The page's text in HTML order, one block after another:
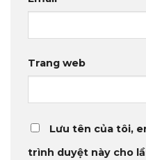
Trang web
Lưu tên của tôi,
trình duyệt này cho